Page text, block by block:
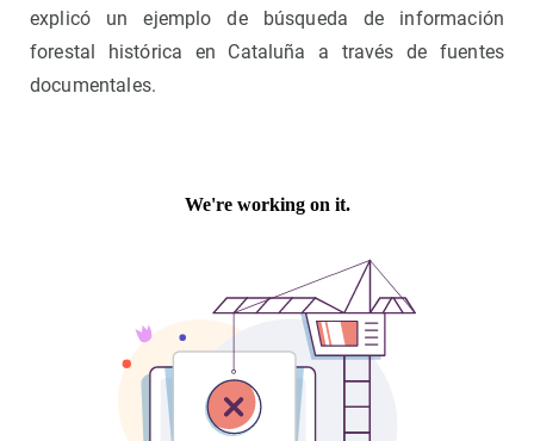
explicó un ejemplo de búsqueda de información
forestal histórica en Cataluña a través de fuentes
documentales.